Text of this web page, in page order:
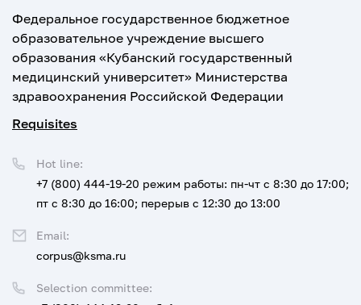
Федеральное государственное бюджетное
образовательное учреждение высшего
образования «Кубанский государственный
медицинский университет» Министерства
здравоохранения Российской Федерации
Requisites
Selection committee:
Hot line:
+7 (800) 444-19-20 режим работы: пн-чт с 8:30 до 17:00;
пт с 8:30 до 16:00; перерыв с 12:30 до 13:00
Email:
corpus@ksma.ru